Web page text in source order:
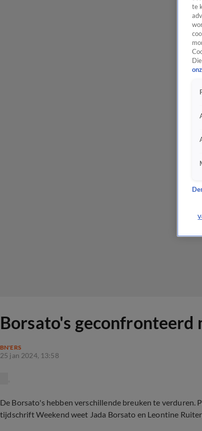
Borsato's geconfronteerd
BN'ERS
25 jan 2024, 13:58
De Borsato's hebben verschillende breuken te verduren.
tijdschrift Weekend weet Jada Borsato en Leontine
te